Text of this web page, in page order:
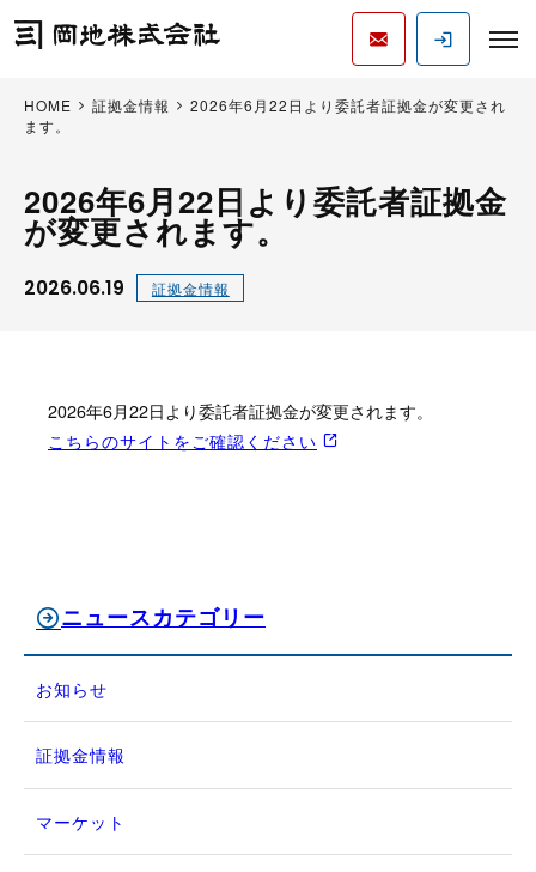
HOME 証拠金情報
2026年6月22日より委託者証拠金が変更され
ます。
2026年6月22日より委託者証拠金
が変更されます。
2026.06.19 証拠金情報
2026年6月22日より委託者証拠金が変更されます。
こちらのサイトをご確認ください
ニュースカテゴリー
お知らせ
証拠金情報
マーケット